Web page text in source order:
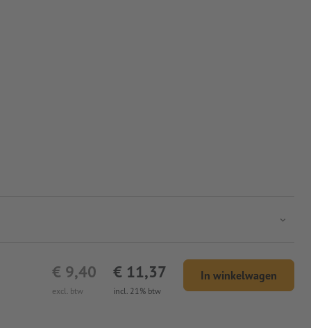
excl. btw
€ 9,40
incl. 21% btw
€ 11,37 In winkelwagen